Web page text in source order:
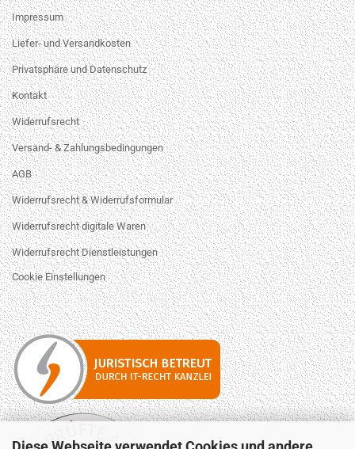
Impressum
Liefer- und Versandkosten
Privatsphäre und Datenschutz
Kontakt
Widerrufsrecht
Versand- & Zahlungsbedingungen
AGB
Widerrufsrecht & Widerrufsformular
Widerrufsrecht digitale Waren
Widerrufsrecht Dienstleistungen
Cookie Einstellungen